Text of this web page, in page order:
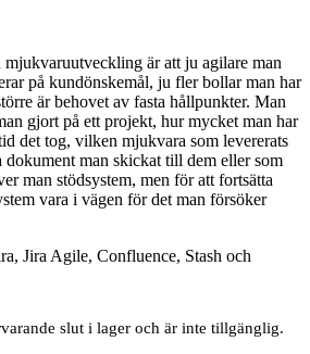
är att ju agilare man
på kundönskemål, ju fler bollar man har
är behovet av fasta hållpunkter. Man
gjort på ett projekt, hur mycket man har
det tog, vilken mjukvara som levererats
man skickat till dem eller som
man stödsystem, men för att fortsätta
vara i vägen för det man försöker
Jira Agile, Confluence, Stash och
slut i lager och är inte tillgänglig.